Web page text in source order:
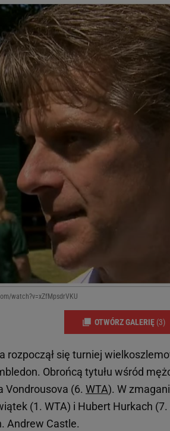
watch?v=xZfMpsdrVKU
OTWÓRZ GALERIĘ (3)
rozpoczął się turniej
Obrońcą tytułu wśród
Vondrousova (6. WTA). W
(1. WTA) i Hubert Hurkach
Andrew Castle.